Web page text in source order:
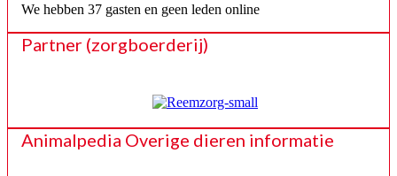
We hebben 37 gasten en geen leden online
Partner (zorgboerderij)
Animalpedia Overige dieren informatie